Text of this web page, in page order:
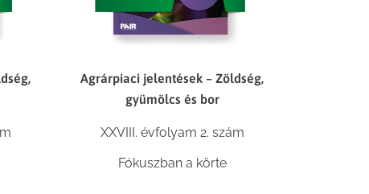
Agrárpiaci jelentések – Zöldség,
gyümölcs és bor
XXVIII. évfolyam 2. szám
Fókuszban a körte